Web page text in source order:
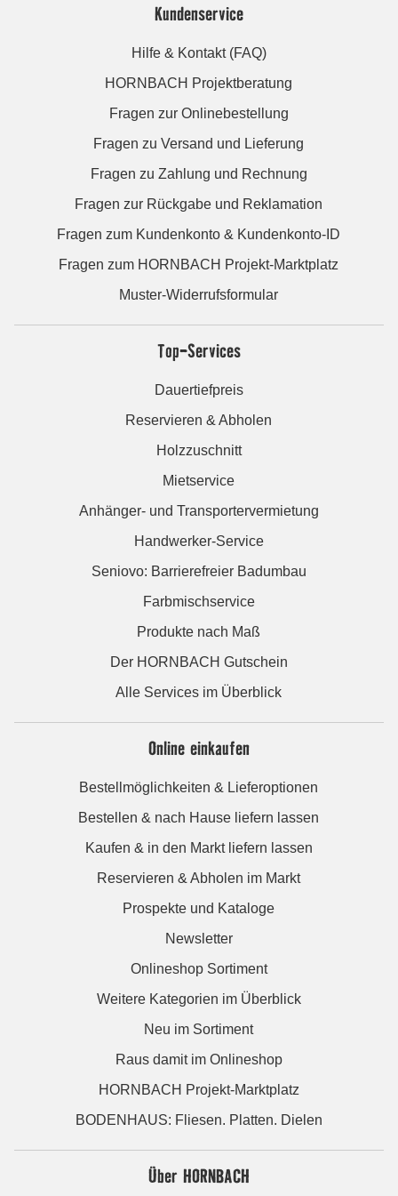
Kundenservice
Hilfe & Kontakt (FAQ)
HORNBACH Projektberatung
Fragen zur Onlinebestellung
Fragen zu Versand und Lieferung
Fragen zu Zahlung und Rechnung
Fragen zur Rückgabe und Reklamation
Fragen zum Kundenkonto & Kundenkonto-ID
Fragen zum HORNBACH Projekt-Marktplatz
Muster-Widerrufsformular
Top-Services
Dauertiefpreis
Reservieren & Abholen
Holzzuschnitt
Mietservice
Anhänger- und Transportervermietung
Handwerker-Service
Seniovo: Barrierefreier Badumbau
Farbmischservice
Produkte nach Maß
Der HORNBACH Gutschein
Alle Services im Überblick
Online einkaufen
Bestellmöglichkeiten & Lieferoptionen
Bestellen & nach Hause liefern lassen
Kaufen & in den Markt liefern lassen
Reservieren & Abholen im Markt
Prospekte und Kataloge
Newsletter
Onlineshop Sortiment
Weitere Kategorien im Überblick
Neu im Sortiment
Raus damit im Onlineshop
HORNBACH Projekt-Marktplatz
BODENHAUS: Fliesen. Platten. Dielen
Über HORNBACH